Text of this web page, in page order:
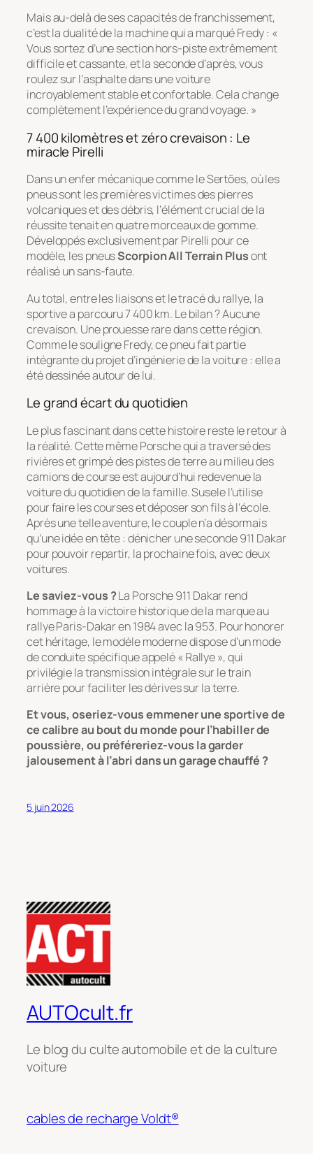
Mais au-delà de ses capacités de franchissement,
c’est la dualité de la machine qui a marqué Fredy : «
Vous sortez d’une section hors-piste extrêmement
difficile et cassante, et la seconde d’après, vous
roulez sur l’asphalte dans une voiture
incroyablement stable et confortable. Cela change
complètement l’expérience du grand voyage. »
7 400 kilomètres et zéro crevaison : Le
miracle Pirelli
Dans un enfer mécanique comme le Sertões, où les
pneus sont les premières victimes des pierres
volcaniques et des débris, l’élément crucial de la
réussite tenait en quatre morceaux de gomme.
Développés exclusivement par Pirelli pour ce
modèle, les pneusScorpion All Terrain Plusont
réalisé un sans-faute.
Au total, entre les liaisons et le tracé du rallye, la
sportive a parcouru 7 400 km. Le bilan ? Aucune
crevaison. Une prouesse rare dans cette région.
Comme le souligne Fredy, ce pneu fait partie
intégrante du projet d’ingénierie de la voiture : elle a
été dessinée autour de lui.
Le grand écart du quotidien
Le plus fascinant dans cette histoire reste le retour à
la réalité. Cette même Porsche qui a traversé des
rivières et grimpé des pistes de terre au milieu des
camions de course est aujourd’hui redevenue la
voiture du quotidien de la famille. Susele l’utilise
pour faire les courses et déposer son fils à l’école.
Après une telle aventure, le couple n’a désormais
qu’une idée en tête : dénicher une seconde 911 Dakar
pour pouvoir repartir, la prochaine fois, avec deux
voitures.
Le saviez-vous ?La Porsche 911 Dakar rend
hommage à la victoire historique de la marque au
rallye Paris-Dakar en 1984 avec la 953. Pour honorer
cet héritage, le modèle moderne dispose d’un mode
de conduite spécifique appelé « Rallye », qui
privilégie la transmission intégrale sur le train
arrière pour faciliter les dérives sur la terre.
Et vous, oseriez-vous emmener une sportive de
ce calibre au bout du monde pour l’habiller de
poussière, ou préféreriez-vous la garder
jalousement à l’abri dans un garage chauffé ?
5 juin 2026
AUTOcult.fr
Le blog du culte automobile et de la culture
voiture
cables de recharge Voldt®